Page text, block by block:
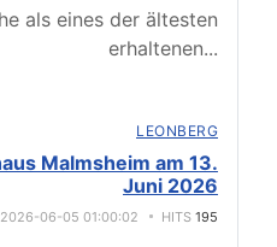
als eines der ältesten
erhaltenen...
LEONBERG
Malmsheim am 13.
Juni 2026
2026-06-05 01:00:02 HITS 195